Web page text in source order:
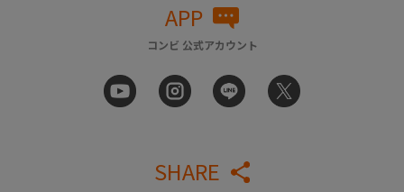
APP
コンビ 公式アカウント
SHARE